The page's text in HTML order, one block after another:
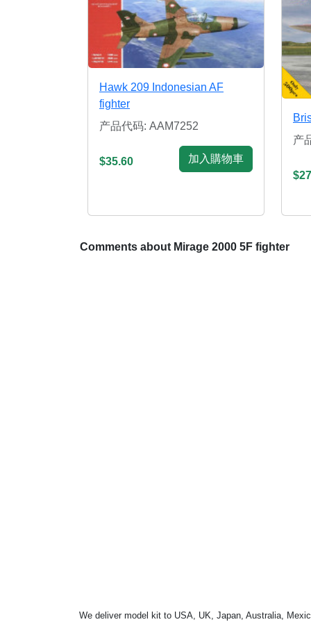
Hawk 209 Indonesian AF
fighter
产品代码: AAM7252
$35.60 加入購物車
产
Comments about Mirage 2000 5F fighter
We deliver model kit to USA, UK, Japan, Australia,